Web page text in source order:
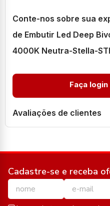
Conte-nos sobre sua
de Embutir Led Deep
4000K Neutra-Stella-
Faça
Avaliações de clientes
Cadastre-se e receba